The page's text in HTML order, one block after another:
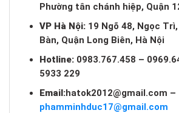
Phường tân chánh hiệp, Quận
VP Hà Nội: 19 Ngõ 48, Ngọc
Bàn, Quận Long Biên, Hà Nội
Hotline: 0983.767.458 –
5933 229
Email:hatok2012@gmail.com –
phamminhduc17@gmail.com